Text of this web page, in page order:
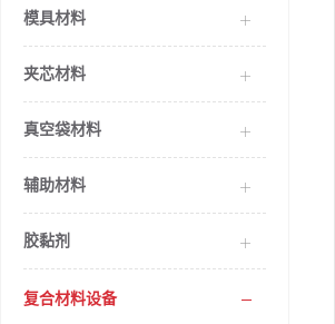
模具材料
夹芯材料
真空袋材料
辅助材料
胶黏剂
复合材料设备